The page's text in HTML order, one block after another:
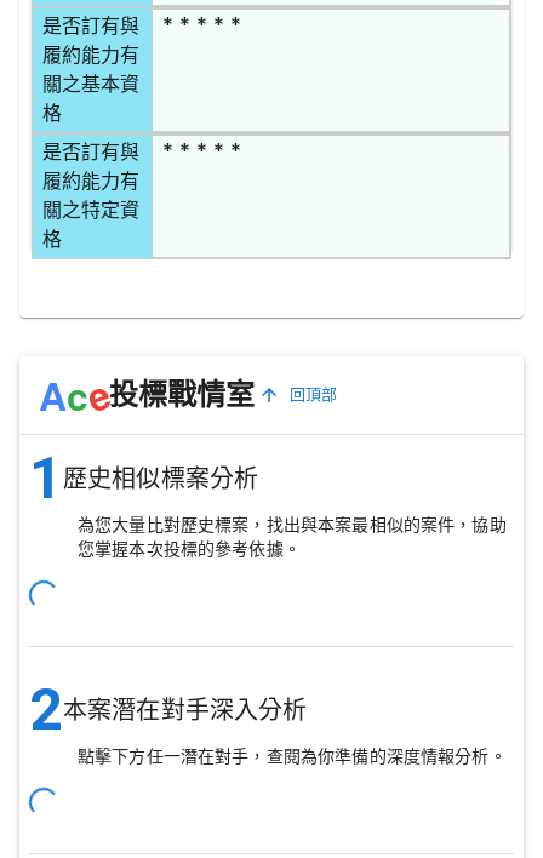
是否訂有與
履約能力有
關之基本資
格
* * * * *
是否訂有與
履約能力有
關之特定資
格
* * * * *
Ace投標戰情室 回頂部
1 歷史相似標案分析
為您大量比對歷史標案，找出與本案最相似的案件，協助
您掌握本次投標的參考依據。
2本案潛在對手深入分析
點擊下方任一潛在對手，查閱為你準備的深度情報分析。